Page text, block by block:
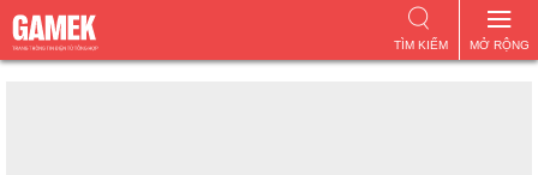
MỞ RỘNG
TÌM KIẾM